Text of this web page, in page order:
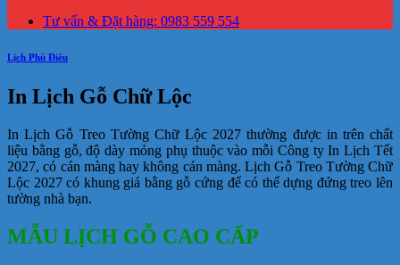
Tư vấn & Đặt hàng: 0983 559 554
Lịch Phù Điêu
In Lịch Gỗ Chữ Lộc
In Lịch Gỗ Treo Tường Chữ Lộc 2027 thường được in trên chất
liệu bằng gỗ, độ dày mỏng phụ thuộc vào mỗi Công ty In Lịch Tết
2027, có cán màng hay không cán màng. Lịch Gỗ Treo Tường Chữ
Lộc 2027 có khung giá bằng gỗ cứng để có thể dựng đứng treo lên
tường nhà bạn.
MẪU LỊCH GỖ CAO CẤP